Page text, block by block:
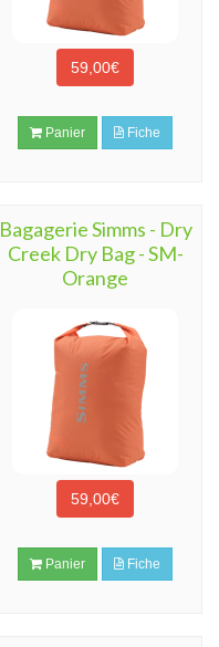
59,00€
Panier Fiche
Bagagerie Simms - Dry
Creek Dry Bag - SM-
Orange
59,00€
Panier Fiche